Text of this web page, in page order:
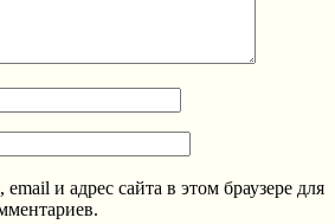
и адрес сайта в этом браузере для